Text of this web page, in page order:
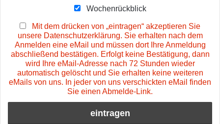
Wochenrückblick
Mit dem drücken von „eintragen“ akzeptieren Sie
unsere Datenschutzerklärung. Sie erhalten nach dem
Anmelden eine eMail und müssen dort Ihre Anmeldung
abschließend bestätigen. Erfolgt keine Bestätigung, dann
wird Ihre eMail-Adresse nach 72 Stunden wieder
automatisch gelöscht und Sie erhalten keine weiteren
eMails von uns. In jeder von uns verschickten eMail finden
Sie einen Abmelde-Link.